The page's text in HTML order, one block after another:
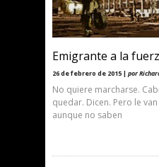
Emigrante a la
26 de febrero de 2015 | por
No quiere marcharse.
quedar. Dicen. Pero le
aunque no saben